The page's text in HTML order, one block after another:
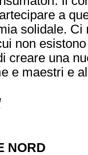
a
solidale.
non
creare una
e maestri e
NORD